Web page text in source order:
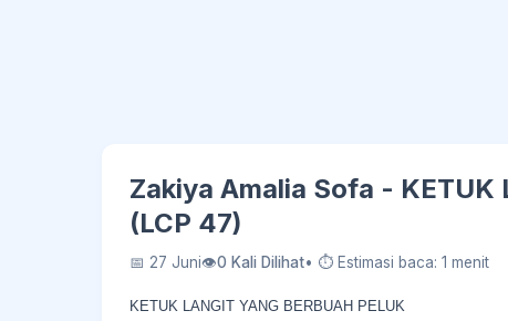
Zakiya Amalia Sofa - KETUK
(LCP 47)
📅 27 Juni👁0 Kali Dilihat• ⏱ Estimasi baca: 1 menit
KETUK LANGIT YANG BERBUAH PELUK